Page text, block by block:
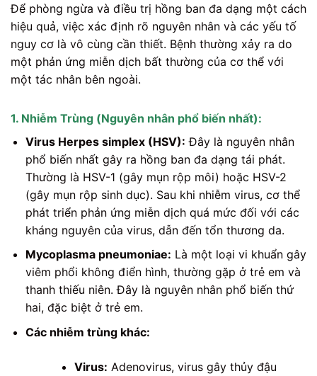
Để phòng ngừa và điều trị hồng ban đa dạng một cách
hiệu quả, việc xác định rõ nguyên nhân và các yếu tố
nguy cơ là vô cùng cần thiết. Bệnh thường xảy ra do
một phản ứng miễn dịch bất thường của cơ thể với
một tác nhân bên ngoài.
1. Nhiễm Trùng (Nguyên nhân phổ biến nhất):
Virus Herpes simplex (HSV): Đây là nguyên nhân
phổ biến nhất gây ra hồng ban đa dạng tái phát.
Thường là HSV-1 (gây mụn rộp môi) hoặc HSV-2
(gây mụn rộp sinh dục). Sau khi nhiễm virus, cơ thể
phát triển phản ứng miễn dịch quá mức đối với các
kháng nguyên của virus, dẫn đến tổn thương da.
Mycoplasma pneumoniae: Là một loại vi khuẩn gây
viêm phổi không điển hình, thường gặp ở trẻ em và
thanh thiếu niên. Đây là nguyên nhân phổ biến thứ
hai, đặc biệt ở trẻ em.
Các nhiễm trùng khác:
Virus: Adenovirus, virus gây thủy đậu